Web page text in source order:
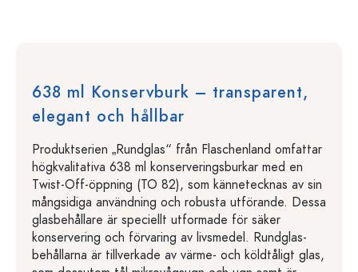
638 ml Konservburk – transparent,
elegant och hållbar
Produktserien „Rundglas“ från Flaschenland omfattar
högkvalitativa 638 ml konserveringsburkar med en
Twist-Off-öppning (TO 82), som kännetecknas av sin
mångsidiga användning och robusta utförande. Dessa
glasbehållare är speciellt utformade för säker
konservering och förvaring av livsmedel. Rundglas-
behållarna är tillverkade av värme- och köldtåligt glas,